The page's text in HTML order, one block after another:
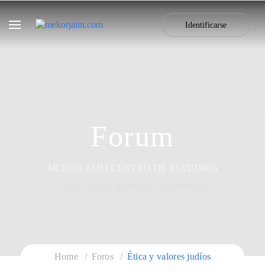
Identificarse
Forum
Home Foros Ética y valores judíos